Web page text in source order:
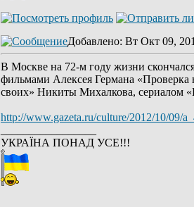
Добавлено: Вт Окт 09,
В Москве на 72-м году жизни
фильмами Алексея Германа
своих» Никиты Михалкова, сериалом
http://www.gazeta.ru/culture/2012/10/09/
УКРАЇНА ПОНАД УСЕ!!!